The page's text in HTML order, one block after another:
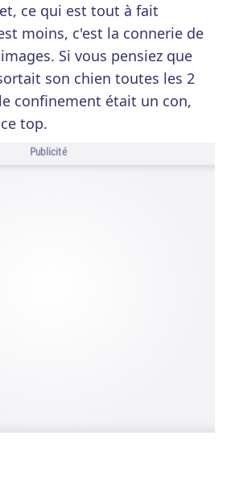
ce qui est tout à fait
moins, c'est la connerie de
Si vous pensiez que
son chien toutes les 2
confinement était un con,
top.
Publicité